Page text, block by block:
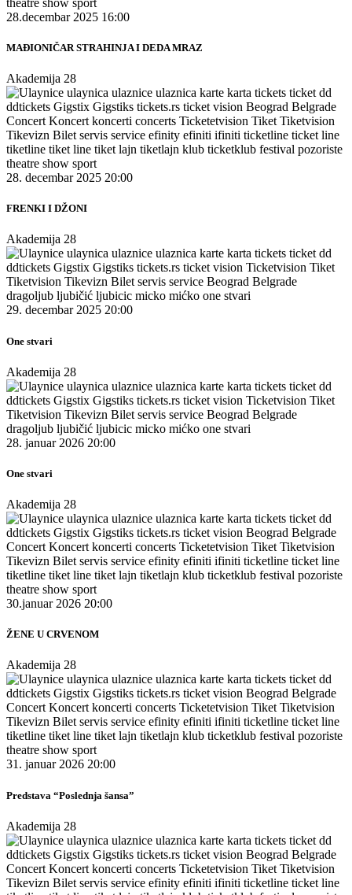
28.decembar 2025 16:00
MAĐIONIČAR STRAHINJA I DEDA MRAZ
Akademija 28
28. decembar 2025 20:00
FRENKI I DŽONI
Akademija 28
29. decembar 2025 20:00
One stvari
Akademija 28
28. januar 2026 20:00
One stvari
Akademija 28
30.januar 2026 20:00
ŽENE U CRVENOM
Akademija 28
31. januar 2026 20:00
Predstava “Poslednja šansa”
Akademija 28